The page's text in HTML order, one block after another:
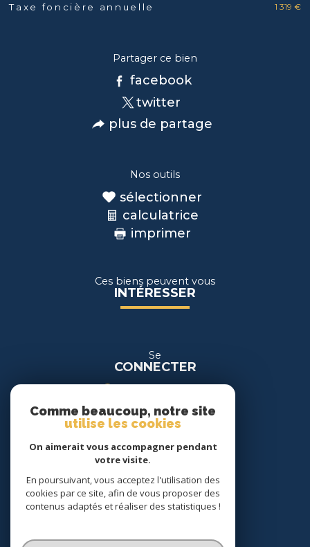
Taxe foncière annuelle 1 319 €
Partager ce bien
facebook
twitter
plus de partage
Nos outils
sélectionner
calculatrice
imprimer
Ces biens peuvent vous
INTÉRESSER
Se
CONNECTER
espace location
Nous
SUIVRE
Comme beaucoup, notre site
utilise les cookies
On aimerait vous accompagner pendant
votre visite.
En poursuivant, vous acceptez l'utilisation des
cookies par ce site, afin de vous proposer des
contenus adaptés et réaliser des statistiques !